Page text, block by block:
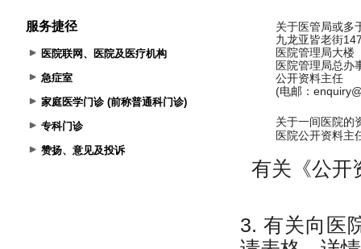
服务捷径
医院联网、医院及医疗机构
急症室
家庭医学门诊 (前称普通科门诊)
专科门诊
赞扬、意见及投诉